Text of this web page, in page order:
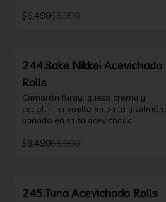
$6.490$8.990
244.Sake Nikkei Acevichado
Rolls
Camarón furay, queso crema y
cebollín, envuelto en palta y salmón,
bañado en salsa acevichada
$6.490$8.990
245.Tuna Acevichado Rolls